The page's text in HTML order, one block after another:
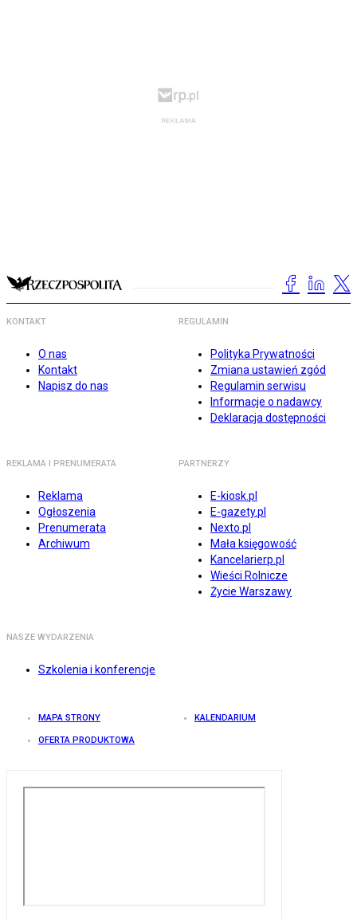
KONTAKT
O nas
Kontakt
Napisz do nas
REGULAMIN
Polityka Prywatności
Zmiana ustawień zgód
Regulamin serwisu
Informacje o nadawcy
Deklaracja dostępności
REKLAMA I PRENUMERATA
Reklama
Ogłoszenia
Prenumerata
Archiwum
PARTNERZY
E-kiosk.pl
E-gazety.pl
Nexto.pl
Mała księgowość
Kancelarierp.pl
Wieści Rolnicze
Życie Warszawy
NASZE WYDARZENIA
Szkolenia i konferencje
MAPA STRONY KALENDARIUM
OFERTA PRODUKTOWA